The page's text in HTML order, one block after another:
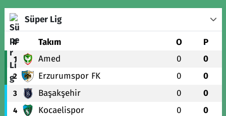
Süper Lig
# Takım O P
1 Amed 0 0
2 Erzurumspor FK 0 0
3 Başakşehir 0 0
4 Kocaelispor 0 0